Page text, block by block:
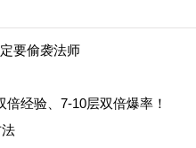
要偷袭法师
经验、7-10层双倍爆率！